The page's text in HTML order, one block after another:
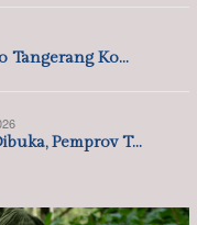
Tangerang Ko…
Pemprov T…